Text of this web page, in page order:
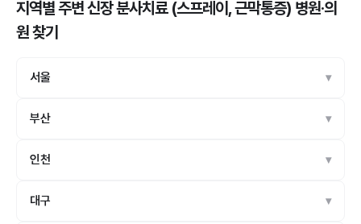
지역별 주변 신장 분사치료 (스프레이, 근막통증) 병원·의
원찾기
서울
부산
인천
대구